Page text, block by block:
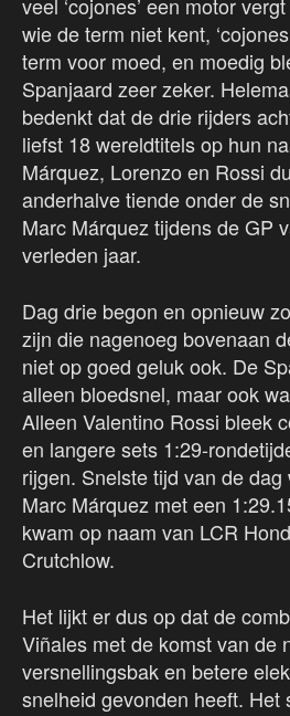
wie de term niet kent,
term voor moed, en moedig
Spanjaard zeer zeker.
bedenkt dat de drie rijders
liefst 18 wereldtitels op hun
Márquez, Lorenzo en Rossi
anderhalve tiende onder de
Marc Márquez tijdens de GP
verleden jaar.
Dag drie begon en opnieuw
zijn die nagenoeg bovenaan
niet op goed geluk ook. De
alleen bloedsnel, maar ook
Alleen Valentino Rossi bleek
en langere sets 1:29-
rijgen. Snelste tijd van de
Marc Márquez met een
kwam op naam van LCR
Crutchlow.
Het lijkt er dus op dat de
Viñales met de komst van de
versnellingsbak en betere
snelheid gevonden heeft. Het